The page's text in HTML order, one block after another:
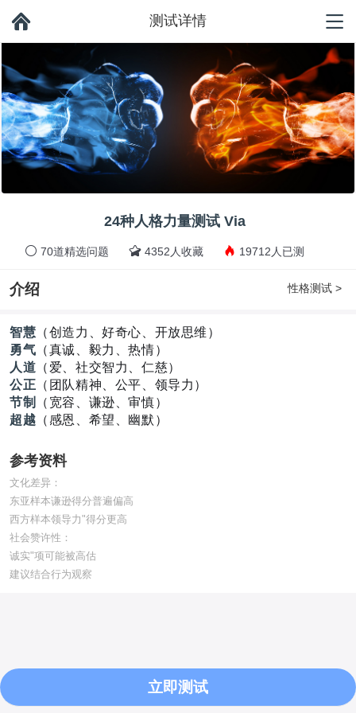
测试详情
24种人格力量测试 Via
70道精选问题 4352人收藏 19712人已测
介绍 性格测试 >
智慧 （创造力、好奇心、开放思维）
勇气 （真诚、毅力、热情）
人道 （爱、社交智力、仁慈）
公正 （团队精神、公平、领导力）
节制
（宽容、谦逊、审慎）
超越 （感恩、希望、幽默）
参考资料
文化差异：
东亚样本谦逊得分普遍偏高
西方样本领导力"得分更高
社会赞许性：
诚实"项可能被高估
建议结合行为观察
立即测试